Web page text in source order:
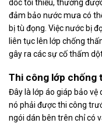
dốc tối thiểu, thường
đảm bảo nước mưa có
bị tù đọng. Việc nước bị
liên tục lên lớp chống
gây ra các sự cố thấm dột
Thi công lớp chống
Đây là lớp áo giáp bảo
nó phải được thi công
ngói dán bên trên chỉ có